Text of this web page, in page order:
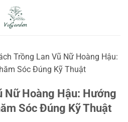
Trồng Lan Vũ Nữ Hoàng Hậu:
Sóc Đúng Kỹ Thuật
Nữ Hoàng Hậu: Hướng
Sóc Đúng Kỹ Thuật